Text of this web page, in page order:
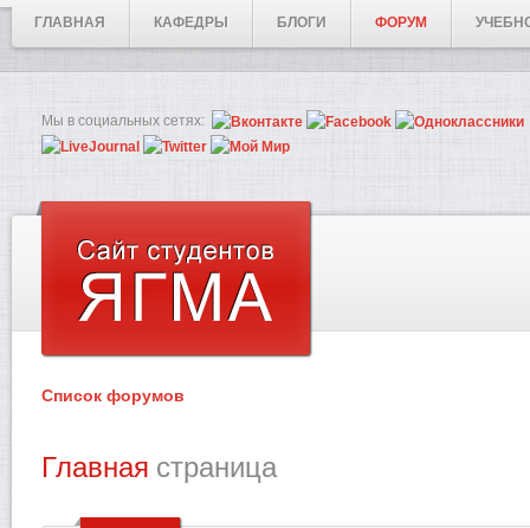
ГЛАВНАЯ КАФЕДРЫ БЛОГИ ФОРУМ
Мы в социальных сетях:
Список форумов
Главная страница